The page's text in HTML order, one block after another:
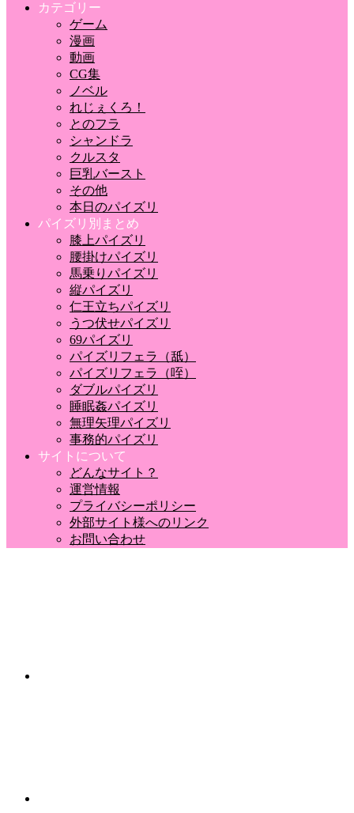
カテゴリー
ゲーム
漫画
動画
CG集
ノベル
れじぇくろ！
とのフラ
シャンドラ
クルスタ
巨乳バースト
その他
本日のパイズリ
パイズリ別まとめ
膝上パイズリ
腰掛けパイズリ
馬乗りパイズリ
縦パイズリ
仁王立ちパイズリ
うつ伏せパイズリ
69パイズリ
パイズリフェラ（舐）
パイズリフェラ（咥）
ダブルパイズリ
睡眠姦パイズリ
無理矢理パイズリ
事務的パイズリ
サイトについて
どんなサイト？
運営情報
プライバシーポリシー
外部サイト様へのリンク
お問い合わせ